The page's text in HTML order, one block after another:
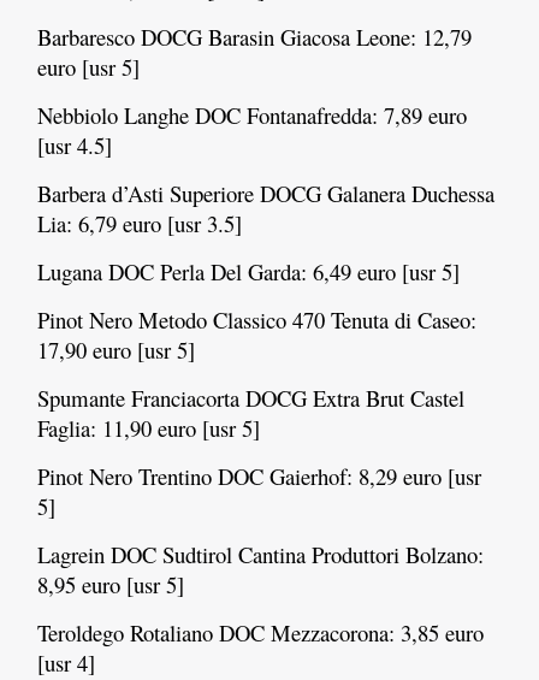
Barbaresco DOCG Barasin Giacosa Leone: 12,79
euro [usr 5]
Nebbiolo Langhe DOC Fontanafredda: 7,89 euro
[usr 4.5]
Barbera d’Asti Superiore DOCG Galanera Duchessa
Lia: 6,79 euro [usr 3.5]
Lugana DOC Perla Del Garda: 6,49 euro [usr 5]
Pinot Nero Metodo Classico 470 Tenuta di Caseo:
17,90 euro [usr 5]
Spumante Franciacorta DOCG Extra Brut Castel
Faglia: 11,90 euro [usr 5]
Pinot Nero Trentino DOC Gaierhof: 8,29 euro [usr
5]
Lagrein DOC Sudtirol Cantina Produttori Bolzano:
8,95 euro [usr 5]
Teroldego Rotaliano DOC Mezzacorona: 3,85 euro
[usr 4]